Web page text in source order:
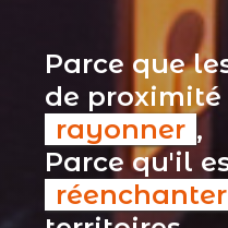
Parce que
de
rayonner ,
Parce qu'il
réenchanter